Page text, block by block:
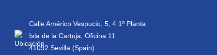
Calle Américo Vespucio, 5, 4 1º Planta
Isla de la Cartuja, Oficina 11
41092 Sevilla (Spain)